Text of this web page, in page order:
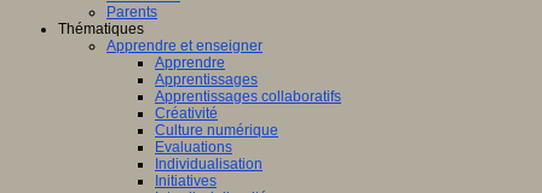
Parents
Thématiques
Apprendre et enseigner
Apprendre
Apprentissages
Apprentissages collaboratifs
Créativité
Culture numérique
Evaluations
Individualisation
Initiatives